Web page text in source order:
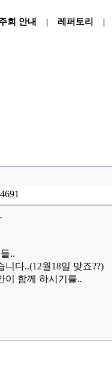
회 안내 | 레퍼토리 |
..
다..(12월18일 맞죠??)
이 함께 하시기를..